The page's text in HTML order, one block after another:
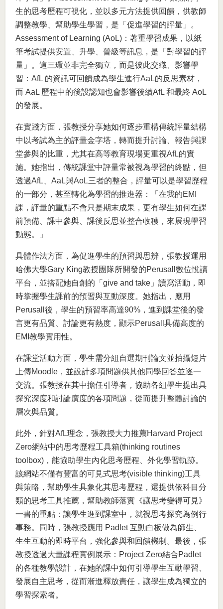
生的思考歷程可視化，並以多元方法提供回饋，供教師
調整教學、幫助學生學習，是「促進學習的評量」。
Assessment of Learning (AoL)：著重學習成果，以紙
筆考試提供安置、升學、晉級等訊息，是「對學習的評
量」。這三環並非完全獨立，而是彼此交織、影響學
習：AfL 的資訊可回饋成為學生進行AaL的反思素材，
而 AaL 歷程中的後設認知也會影響後續AfL 和最終 AoL
的發展。
在實踐方面，張教授分享她如何逐步重構傳統評量結構
中以考試為主的評量金字塔，轉而提升討論、報告與課
堂參與的比重，尤其在高等教育現場更重視AfL的實
施。她指出，傳統課堂中評量常被視為學習的終點，但
透過AfL、AaL與AoL三者的整合，評量可以是學習歷程
的一部分，甚至轉化為學習的推進器：「在我的EMI
課，評量的重點不會只是期末成果，更有學生如何在課
前預備、課中參與、課後反思並整合收穫，來展現學習
動態。」
具體作法方面，為促進學生的預習與思辨，張教授運用
哈佛大學Gary King教授團隊所開發的Perusall數位悅讀
平台，並搭配她自創的「give and take」讀寫活動，即
時掌握學生課前的預習與互動深度。她指出，應用
Perusall後，學生的預習率高達90%，進到課堂後的發
言更有品質、討論更有熱度，顯示Perusall具備高度的
EMI教學實用性。
在課堂活動方面，學生需分組自選期刊論文並拍攝短片
上傳Moodle，並設計多項問題供其他同學回答並逐一
交流。張教授在其中擔任引導者，協助各組學生提出具
探究深度和討論廣度的各項問題，從而提升整體討論的
層次與品質。
此外，針對AfL理念，張教授大力推薦Harvard Project
Zero網站中的思考歷程工具箱(thinking routines
toolbox)，能協助學生內化思考歷程、外化學習軌跡。
該網站不僅有豐富的可見式思考(visible thinking)工具
與策略，幫助學生具象化其思考歷程，還提供依科目分
類的思考工具推薦，幫助教師落實《讓思考變得可見》
一書的重點：讓學生進到課室中，就視思考探究為例行
事務。同時，張教授應用 Padlet 互動白板做為師生、
生生互動的即時平台，強化參與和回饋機制。最後，張
教授透過大量課程實例展示：Project Zero結合Padlet
的各種教學設計，在她的課中如何引導學生互動學習、
發展自主思考，從而漸進釋放責任，讓學生成為獨立的
學習探索者。